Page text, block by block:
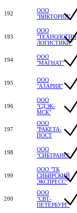
192
ООО
"ВИКТОРИЯ"
193
ООО
"ТЕХНОЛОГИИ
ЛОГИСТИКИ"
194
ООО
"МАГНАТ"
195
ООО
"АЗАРИЯ"
196
ООО
"СДЭК-
МСК"
197
ООО
"РАКЕТА-
ПОСТ
198
ООО
"СИБТРАНС"
199
ООО "ТК
СИБИРСКИЙ
ЭКСПРЕСС"
200
ООО
"СВТ-
ПЕТЕРБУРГ"